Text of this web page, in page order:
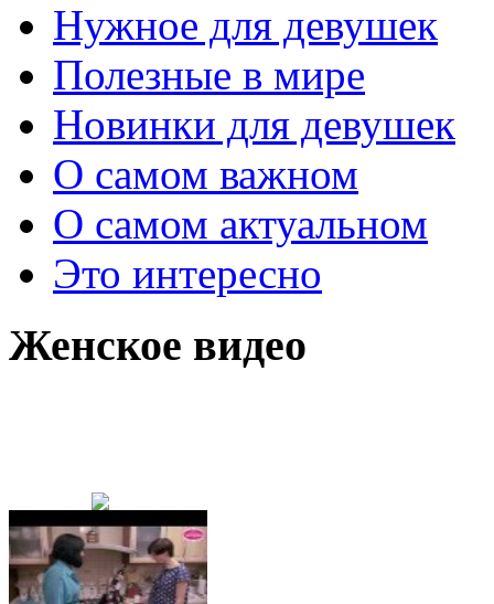
Нужное для девушек
Полезные в мире
Новинки для девушек
О самом важном
О самом актуальном
Это интересно
Женское видео